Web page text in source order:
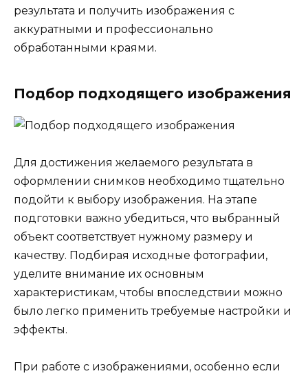
результата и получить изображения с
аккуратными и профессионально
обработанными краями.
Подбор подходящего изображения
Для достижения желаемого результата в
оформлении снимков необходимо тщательно
подойти к выбору изображения. На этапе
подготовки важно убедиться, что выбранный
объект соответствует нужному размеру и
качеству. Подбирая исходные фотографии,
уделите внимание их основным
характеристикам, чтобы впоследствии можно
было легко применить требуемые настройки и
эффекты.
При работе с изображениями, особенно если